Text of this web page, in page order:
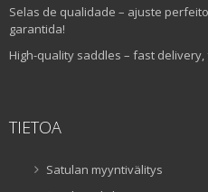
Selas de qualidade – ajuste
garantida!
High-quality saddles – fast
TIETOA
Satulan myyntivälitys